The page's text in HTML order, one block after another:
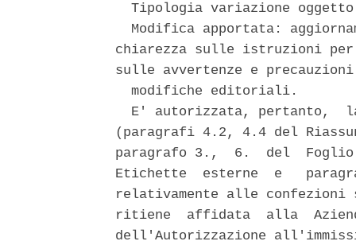
Tipologia variazione
Modifica apportata:
chiarezza sulle istruzioni
sulle avvertenze e
  modifiche editoriali.
E' autorizzata, pertanto,
(paragrafi 4.2, 4.4 del
paragrafo 3.,  6.  del
Etichette  esterne  e
relativamente alle
ritiene  affidata  alla
dell'Autorizzazione